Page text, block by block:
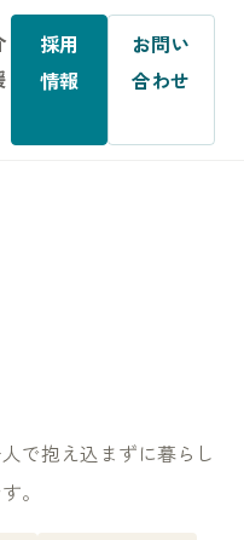
採用
情報
お問い
合わせ
で抱え込まずに暮らし
。